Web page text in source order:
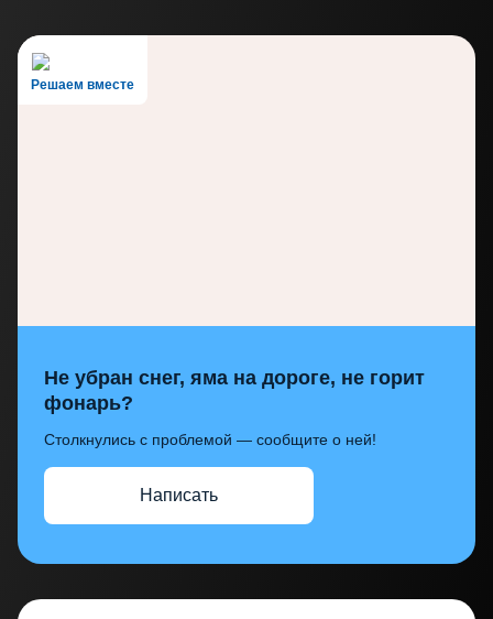
Решаем вместе
Не убран снег, яма на дороге, не горит
фонарь?
Столкнулись с проблемой — сообщите о ней!
Написать